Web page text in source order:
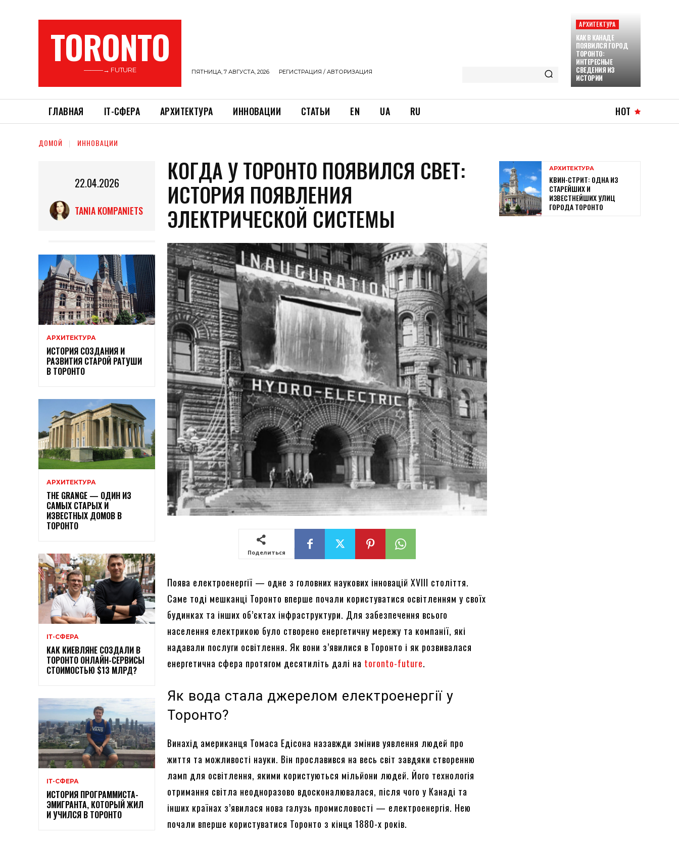
TORONTO
———→ FUTURE ПЯТНИЦА, 7 АВГУСТА, 2026 РЕГИСТРАЦИЯ / АВТОРИЗАЦИЯ
АРХИТЕКТУРА
КАК В КАНАДЕ
ПОЯВИЛСЯ ГОРОД
ТОРОНТО:
ИНТЕРЕСНЫЕ
СВЕДЕНИЯ ИЗ
ИСТОРИИ
ГЛАВНАЯ ІТ-СФЕРА АРХИТЕКТУРА ИННОВАЦИИ СТАТЬИ EN UA RU HOT
ДОМОЙ ИННОВАЦИИ
22.04.2026
TANIA KOMPANIETS
АРХИТЕКТУРА
ИСТОРИЯ СОЗДАНИЯ И
РАЗВИТИЯ СТАРОЙ РАТУШИ
В ТОРОНТО
АРХИТЕКТУРА
THE GRANGE — ОДИН ИЗ
САМЫХ СТАРЫХ И
ИЗВЕСТНЫХ ДОМОВ В
ТОРОНТО
ІТ-СФЕРА
КАК КИЕВЛЯНЕ СОЗДАЛИ В
ТОРОНТО ОНЛАЙН-СЕРВИСЫ
СТОИМОСТЬЮ $13 МЛРД?
ІТ-СФЕРА
ИСТОРИЯ ПРОГРАММИСТА-
ЭМИГРАНТА, КОТОРЫЙ ЖИЛ
И УЧИЛСЯ В ТОРОНТО
КОГДА У ТОРОНТО ПОЯВИЛСЯ СВЕТ:
ИСТОРИЯ ПОЯВЛЕНИЯ
ЭЛЕКТРИЧЕСКОЙ СИСТЕМЫ
Поделиться
Поява електроенергії — одне з головних наукових інновацій XVIII століття.
Саме тоді мешканці Торонто вперше почали користуватися освітленням у своїх
будинках та інших об’єктах інфраструктури. Для забезпечення всього
населення електрикою було створено енергетичну мережу та компанії, які
надавали послуги освітлення. Як вони з’явилися в Торонто і як розвивалася
енергетична сфера протягом десятиліть далі на toronto-future.
Як вода стала джерелом електроенергії у
Торонто?
Винахід американця Томаса Едісона назавжди змінив уявлення людей про
життя та можливості науки. Він прославився на весь світ завдяки створенню
ламп для освітлення, якими користуються мільйони людей. Його технологія
отримання світла неодноразово вдосконалювалася, після чого у Канаді та
інших країнах з’явилася нова галузь промисловості — електроенергія. Нею
почали вперше користуватися Торонто з кінця 1880-х років.
АРХИТЕКТУРА
КВИН-СТРИТ: ОДНА ИЗ
СТАРЕЙШИХ И
ИЗВЕСТНЕЙШИХ УЛИЦ
ГОРОДА ТОРОНТО